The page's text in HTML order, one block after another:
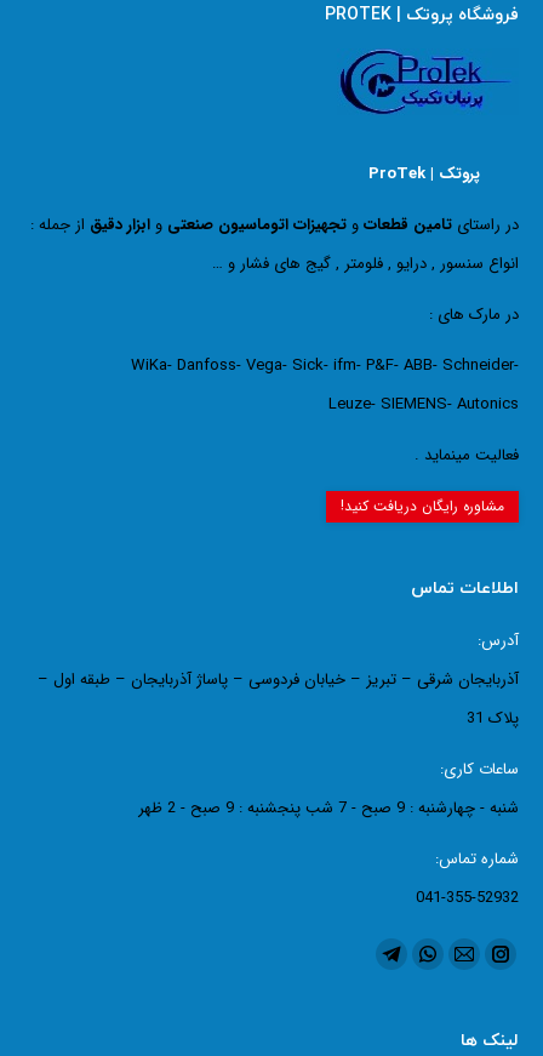
فروشگاه پروتک | PROTEK
پروتک | ProTek
در راستای تامین قطعاتو تجهیزات اتوماسیون صنعتی و ابزار دقیق از جمله :
انواع سنسور , درایو , فلومتر , گیج های فشار و …
در مارک های :
WiKa- Danfoss- Vega- Sick- ifm- P&F- ABB- Schneider-
Leuze- SIEMENS- Autonics
فعالیت مینماید .
مشاوره رایگان دریافت کنید!
اطلاعات تماس
آدرس:
آذربایجان شرقی – تبریز – خیابان فردوسی – پاساژ آذربایجان – طبقه اول –
پلاک 31
ساعات کاری:
شنبه - چهارشنبه : 9 صبح - 7 شب پنجشنبه : 9 صبح - 2 ظهر
شماره تماس:
041-355-52932
ما را دنبال کنید در:
اینستاگرام
opens
ایمیل
opens
واتساپتلگرام
لینک ها